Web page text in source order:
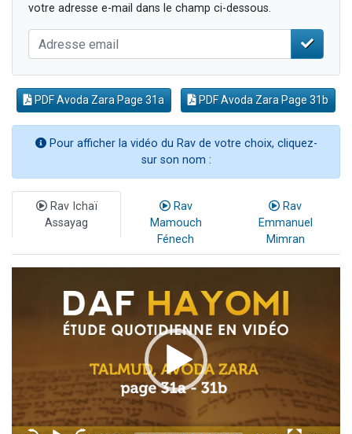
votre adresse e-mail dans le champ ci-dessous.
PDF Avoda Zara Page 31a PDF Avoda Zara Page 31b
Pour afficher la vidéo du Rav de votre choix, cliquez-
sur son nom :
Rav Ichaï
Assayag
Rav
Mamouch
Fénech
Rav
Emmanuel
Mimran